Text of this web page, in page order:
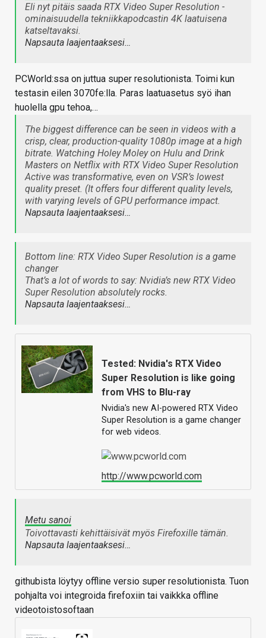
Eli nyt pitäis saada RTX Video Super Resolution -
ominaisuudella tekniikkapodcastin 4K laatuisena
katseltavaksi.
Napsauta laajentaaksesi…
PCWorld:ssa on juttua super resolutionista. Toimi kun
testasin eilen 3070fe:lla. Paras laatuasetus syö ihan
huolella gpu tehoa,…
The biggest difference can be seen in videos with a
crisp, clear, production-quality 1080p image at a high
bitrate. Watching Holey Moleyon Hulu and Drink
Masters on Netflix with RTX Video Super Resolution
Active was transformative, even on VSR’s lowest
quality preset. (It offers four different quality levels,
with varying levels of GPU performance impact.
Napsauta laajentaaksesi…
Bottom line: RTX Video Super Resolution is a game
changer
That’s a lot of words to say: Nvidia’s new RTX Video
Super Resolution absolutely rocks.
Napsauta laajentaaksesi…
Tested: Nvidia's RTX Video
Super Resolution is like going
from VHS to Blu-ray
Nvidia's new AI-powered RTX Video
Super Resolution is a game changer
for web videos.
http://www.pcworld.com
Metu sanoi
Toivottavasti kehittäisivät myös Firefoxille tämän.
Napsauta laajentaaksesi…
githubista löytyy offline versio super resolutionista. Tuon
pohjalta voi integroida firefoxiin tai vaikkka offline
videotoistosoftaan